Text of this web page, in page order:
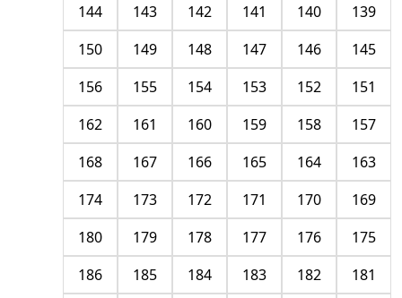
139
140
141
142
143
144
145
146
147
148
149
150
151
152
153
154
155
156
157
158
159
160
161
162
163
164
165
166
167
168
169
170
171
172
173
174
175
176
177
178
179
180
181
182
183
184
185
186